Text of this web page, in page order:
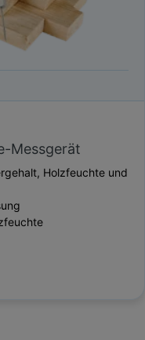
Messgerät
Holzfeuchte und